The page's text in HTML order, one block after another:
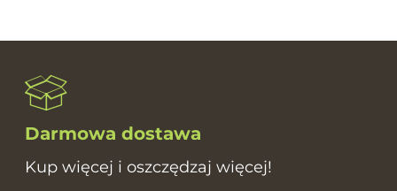
Darmowa dostawa
Kup więcej i oszczędzaj więcej!